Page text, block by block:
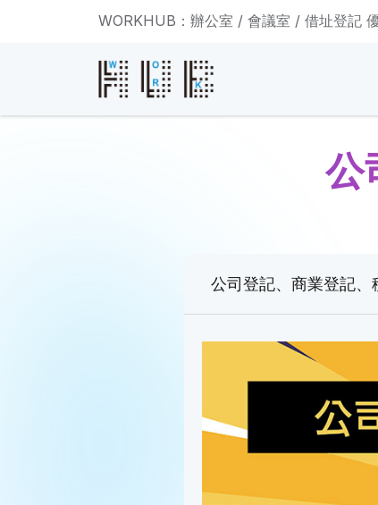
WORKHUB：辦公室 / 會議室 / 借址登記
公
公司登記、商業登記、